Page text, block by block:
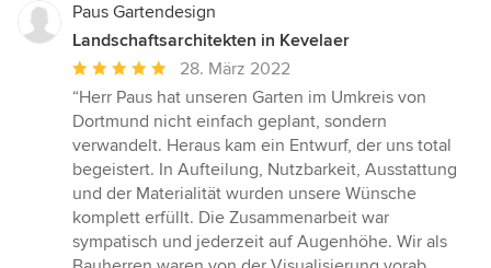
Paus Gartendesign
Landschaftsarchitekten in Kevelaer
Durchschnittliche
Bewertung:
5
von
5
Sternen
28. März 2022
“Herr Paus hat unseren Garten im Umkreis von
Dortmund nicht einfach geplant, sondern
verwandelt. Heraus kam ein Entwurf, der uns total
begeistert. In Aufteilung, Nutzbarkeit, Ausstattung
und der Materialität wurden unsere Wünsche
komplett erfüllt. Die Zusammenarbeit war
sympatisch und jederzeit auf Augenhöhe. Wir als